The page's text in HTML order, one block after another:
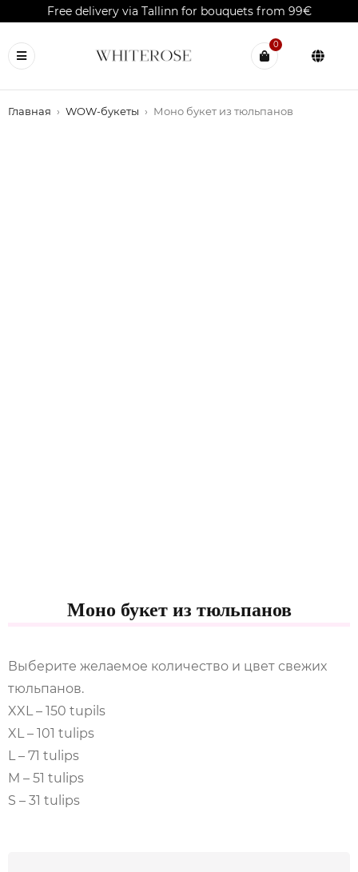
Free delivery via Tallinn for bouquets from 99€
0
Главная › WOW-букеты › Моно букет из тюльпанов
Моно букет из тюльпанов
Выберите желаемое количество и цвет свежих
тюльпанов.
XXL – 150 tupils
XL – 101 tulips
L – 71 tulips
M – 51 tulips
S – 31 tulips